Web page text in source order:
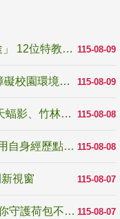
115-08-09
青年百億海外圓夢基金計畫「無礙征途」 12位特教與弱勢青年勇闖西班牙 跨越感官限制見證生命蛻變
115-08-09
國教署補助22縣市積極推動「改善無障礙校園環境計畫」 打造友善、安全、無礙學習空間
115-08-08
青年壯遊點精選夏夜限定避暑提案 漫天蝠影、竹林尋蛙、茶香夜觀 邀青年暮色出發
115-08-08
教育家人物典範 發明大王林永禎教授 用自身經歷點亮學生的路
115-08-07
115-08-07
反詐騙宣導_防詐有道，霹靂布袋戲陪你守護荷包不受騙